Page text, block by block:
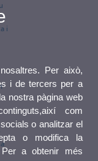
i
Per això,
i de tercers per a
nostra pàgina web
com
o analitzar el
o modifica la
a obtenir més